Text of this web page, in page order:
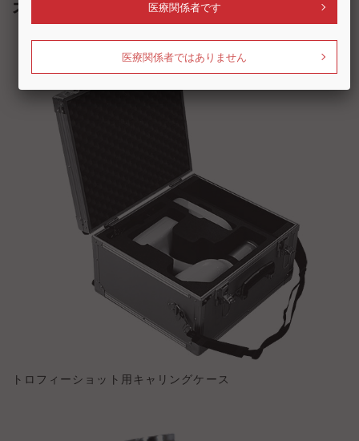
トロフィーショット用キャリングケース
医療関係者です
医療関係者ではありません